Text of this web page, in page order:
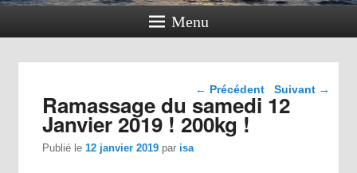
Menu
Navigation dans les
articles
← Précédent Suivant →
Ramassage du samedi 12
Janvier 2019 ! 200kg !
Publié le12 janvier 2019 par isa